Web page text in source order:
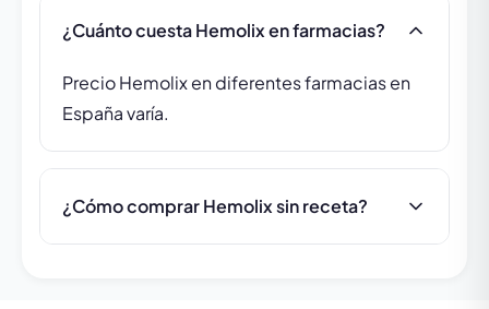
¿Cuánto cuesta Hemolix en farmacias?
Precio Hemolix en diferentes farmacias en
España varía.
¿Cómo comprar Hemolix sin receta?